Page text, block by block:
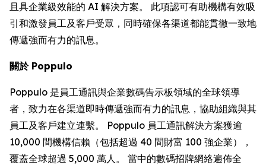
且具企業級效能的 AI 解決方案。 此項認可有助機構有效吸
引和激發員工及客戶受眾，同時確保各渠道都能貫徹一致地
傳遞強而有力的訊息。
關於 Poppulo
Poppulo 是員工通訊與企業數碼告示板領域的全球領導
者，致力在各渠道即時傳遞強而有力的訊息，協助組織與其
員工及客戶建立連繫。 Poppulo 員工通訊解決方案獲逾
10,000 間機構信賴（包括超過 40 間財富 100 強企業），
覆蓋全球超過 5,000 萬人。 當中的數碼招牌網絡遍佈全